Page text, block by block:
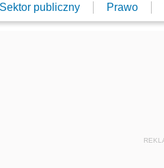
Sektor publiczny Prawo